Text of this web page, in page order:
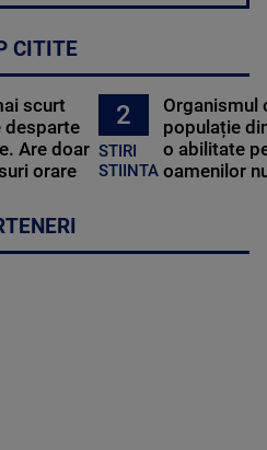
CITITE
scurt
desparte
Are doar
orare
2
STIRI
STIINTA
Organismul
populație
o abilitate
oamenilor